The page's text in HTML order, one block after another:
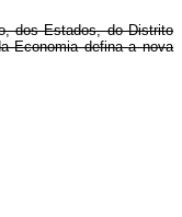
dos Estados, do Distrito
Economia defina a nova